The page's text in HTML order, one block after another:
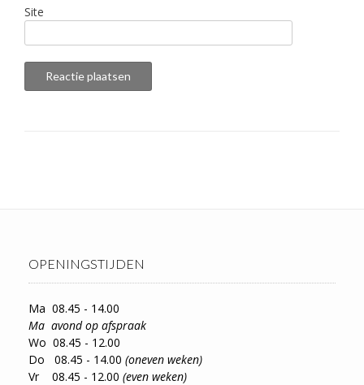
Site
OPENINGSTIJDEN
Ma 08.45 - 14.00
Ma avond op afspraak
Wo 08.45 - 12.00
Do 08.45 - 14.00 (oneven weken)
Vr 08.45 - 12.00 (even weken)